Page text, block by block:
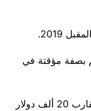
2019.
بصفة مؤقتة في
وتصل إلى أكثر من 133 ألف كرون أي ما يقارب 20 ألف دولار